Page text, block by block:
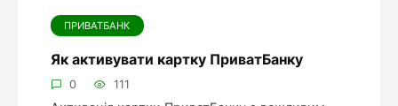
ПРИВАТБАНК
Як активувати картку ПриватБанку
0 111